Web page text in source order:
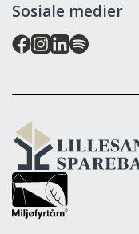
Sosiale medier
Lillesands
Sparebank